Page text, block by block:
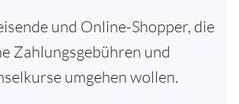
und Online-Shopper, die
Zahlungsgebühren und
umgehen wollen.